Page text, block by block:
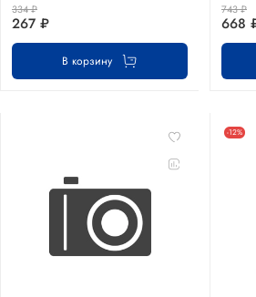
334 ₽
267 ₽
В корзину
743 ₽
668
-12%